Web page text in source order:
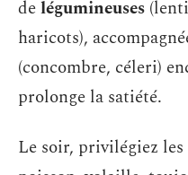
delégumineuses
haricots),
(concombre, céleri)
prolonge la satiété.
Le soir, privilégiez les